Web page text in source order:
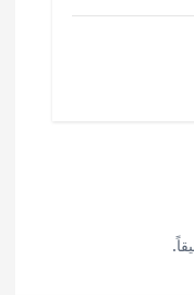
وسحر التاريخ